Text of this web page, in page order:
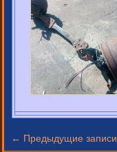
← Предыдущие записи